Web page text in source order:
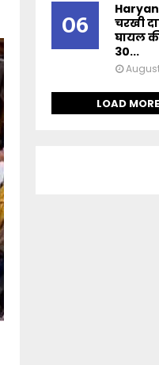
06
चरखी
घायल
30...
LOAD